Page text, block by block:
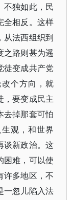
不独如此，民
全相反。这样
从法西组织到
之路则甚为遥
徒变成共产党
个方向，就
，要变成民主
去掉那套可怕
观，和世界
谈新政治。这
困难，可以使
许多地区，不
一忽儿陷入法